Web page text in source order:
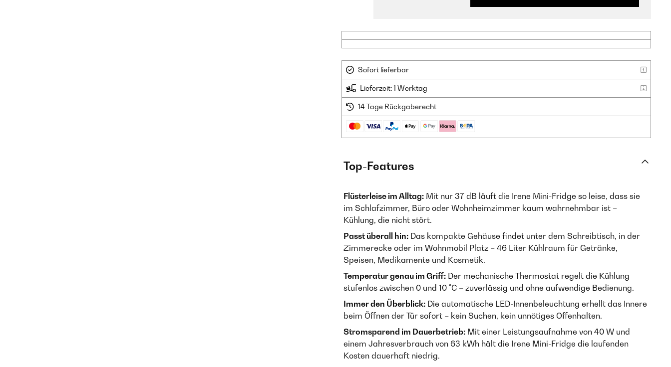
Sofort lieferbar
Lieferzeit: 1 Werktag
14 Tage Rückgaberecht
Top-Features
Flüsterleise im Alltag: Mit nur 37 dB läuft die Irene Mini-Fridge so leise, dass sie
im Schlafzimmer, Büro oder Wohnheimzimmer kaum wahrnehmbar ist –
Kühlung, die nicht stört.
Passt überall hin: Das kompakte Gehäuse findet unter dem Schreibtisch, in der
Zimmerecke oder im Wohnmobil Platz – 46 Liter Kühlraum für Getränke,
Speisen, Medikamente und Kosmetik.
Temperatur genau im Griff: Der mechanische Thermostat regelt die Kühlung
stufenlos zwischen 0 und 10 °C – zuverlässig und ohne aufwendige Bedienung.
Immer den Überblick: Die automatische LED-Innenbeleuchtung erhellt das Innere
beim Öffnen der Tür sofort – kein Suchen, kein unnötiges Offenhalten.
Stromsparend im Dauerbetrieb: Mit einer Leistungsaufnahme von 40 W und
einem Jahresverbrauch von 63 kWh hält die Irene Mini-Fridge die laufenden
Kosten dauerhaft niedrig.